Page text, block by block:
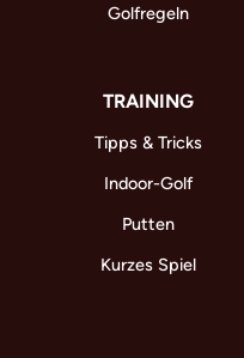
Golfregeln
TRAINING
Tipps & Tricks
Indoor-Golf
Putten
Kurzes Spiel